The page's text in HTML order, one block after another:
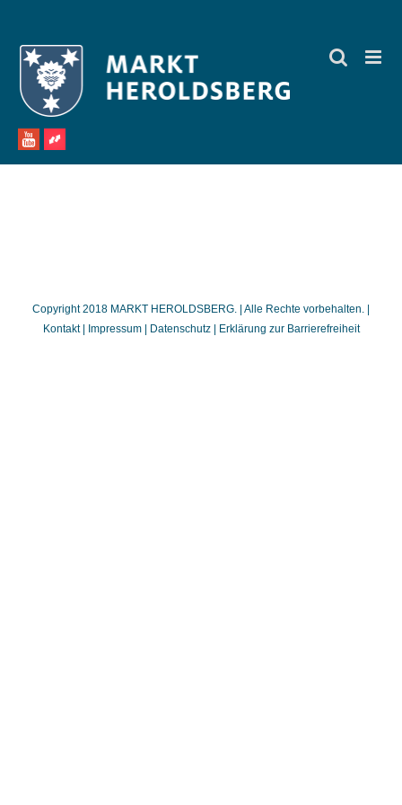
springen
Copyright 2018 MARKT HEROLDSBERG. | Alle Rechte vorbehalten. |
Kontakt
Impressum| Datenschutz| Erklärung zur Barrierefreiheit